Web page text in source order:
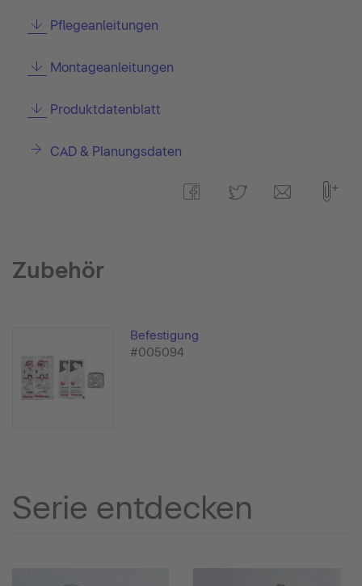
Pflegeanleitungen
Montageanleitungen
Produktdatenblatt
CAD & Planungsdaten
Zubehör
Befestigung
#005094
Serie entdecken